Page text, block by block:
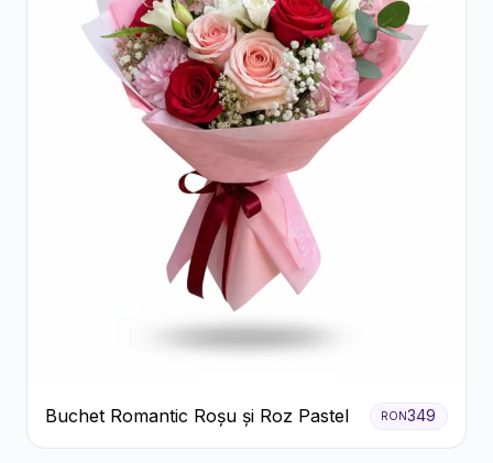
Buchet Romantic Roșu și Roz Pastel RON349